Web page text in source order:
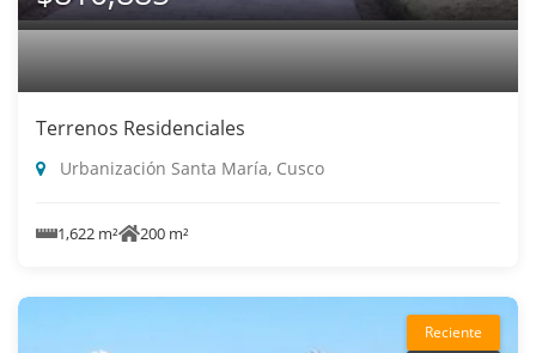
Terrenos Residenciales
Urbanización Santa María, Cusco
1,622 m² 200 m²
Reciente